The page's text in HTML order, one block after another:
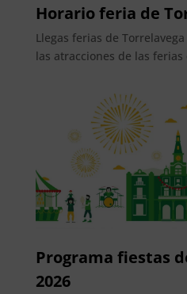
Horario feria de
Llegas ferias de
las atracciones de las ferias
Programa fiestas
2026